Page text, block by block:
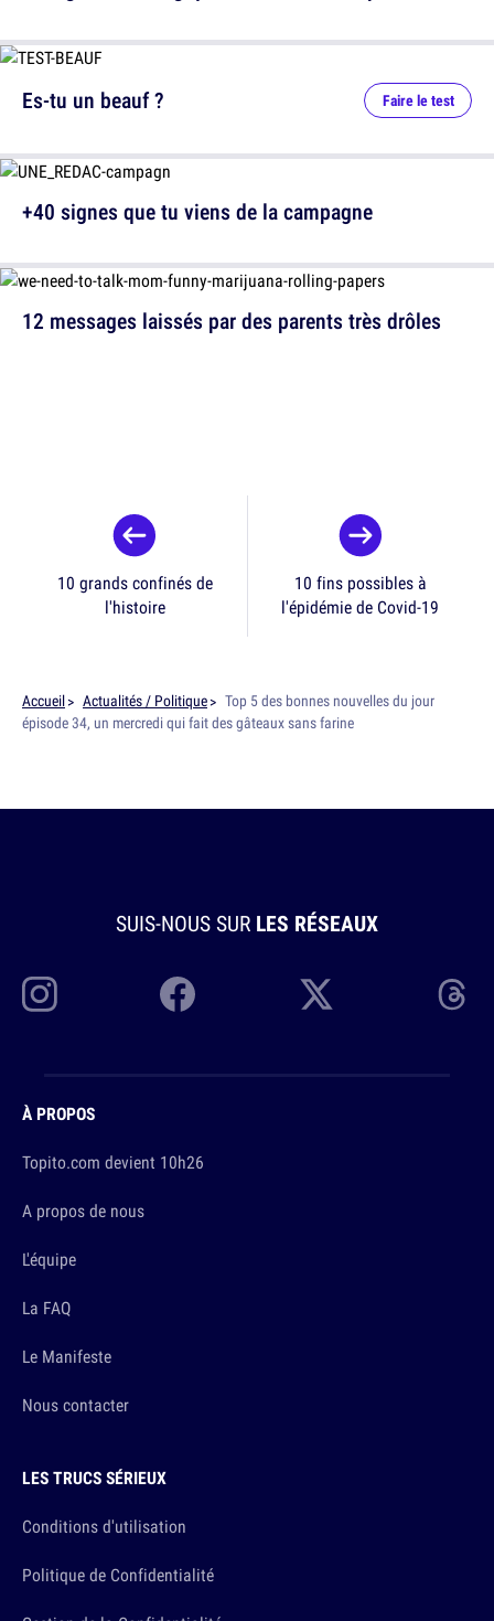
12 messages laissés par des parents très drôles
Es-tu un beauf ? Faire le test
+40 signes que tu viens de la campagne
10 grands confinés de
l'histoire
10 fins possibles à
l'épidémie de Covid-19
Accueil Actualités / Politique
Top 5 des bonnes nouvelles du jour
épisode 34, un mercredi qui fait des gâteaux sans farine
SUIS-NOUS SUR LES RÉSEAUX
À PROPOS
Topito.com devient 10h26
A propos de nous
L'équipe
La FAQ
Le Manifeste
Nous contacter
LES TRUCS SÉRIEUX
Conditions d'utilisation
Politique de Confidentialité